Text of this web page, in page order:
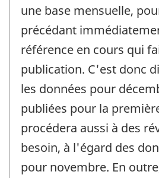
une base mensuelle,
précédant
référence en cours qui
publication. C'est donc
les données pour
publiées pour la
procédera aussi à des
besoin, à l'égard des
pour novembre. En